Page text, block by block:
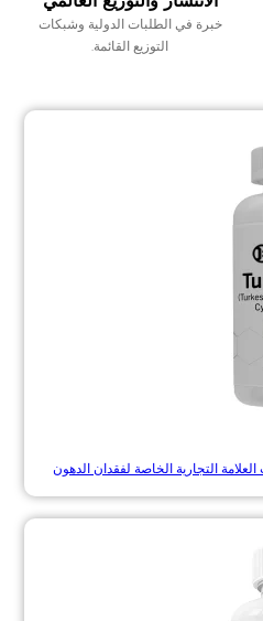
خبرة في الطلبات الدولية وشبكات
التوزيع القائمة.
التجارية الخاصة لفقدان الدهون